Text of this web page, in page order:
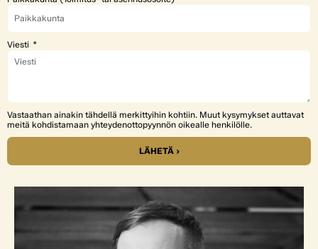
Viesti
Vastaathan ainakin tähdellä merkittyihin kohtiin. Muut kysymykset auttavat
meitä kohdistamaan yhteydenottopyynnön oikealle henkilölle.
LÄHETÄ ›